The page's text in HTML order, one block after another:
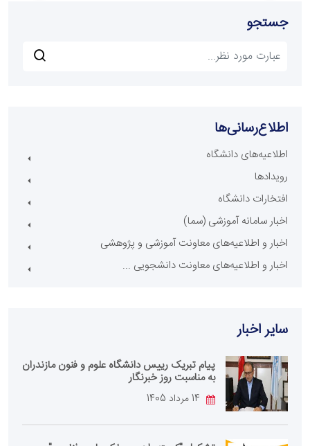
جستجو
اطلاع‌رسانی‌ها
اطلاعیه‌های دانشگاه
رویدادها
افتخارات دانشگاه
اخبار سامانه آموزشی (سما)
اخبار و اطلاعیه‌های معاونت آموزشی و پژوهشی
اخبار و اطلاعیه‌های معاونت دانشجویی ...
سایر اخبار
پیام تبریک رییس دانشگاه علوم و فنون مازندران
به مناسبت روز خبرنگار